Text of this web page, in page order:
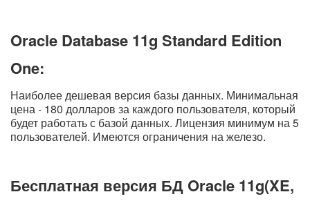
Oracle Database 11g Standard Edition
One:
Наиболее дешевая версия базы данных. Минимальная
цена - 180 долларов за каждого пользователя, который
будет работать с базой данных. Лицензия минимум на 5
пользователей. Имеются ограничения на железо.
Бесплатная версия БД Oracle 11g(XE,